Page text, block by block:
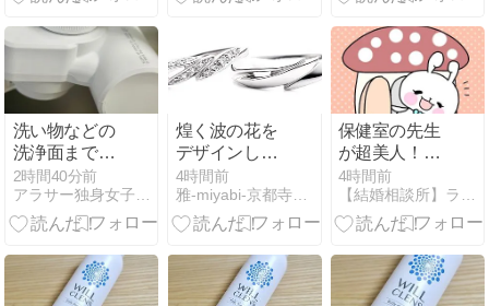
洗い物などの
洗浄面まで考
慮されている
浄水器！
2時間40分前
煌く波の花を
デザインした
セットリング
【京都本店】
4時間前
雅-miyabi-京都寺町 スタッフブログ
保健室の先生
が超美人！保
健室で働く美
人女性の婚活
での人気度
4時間前